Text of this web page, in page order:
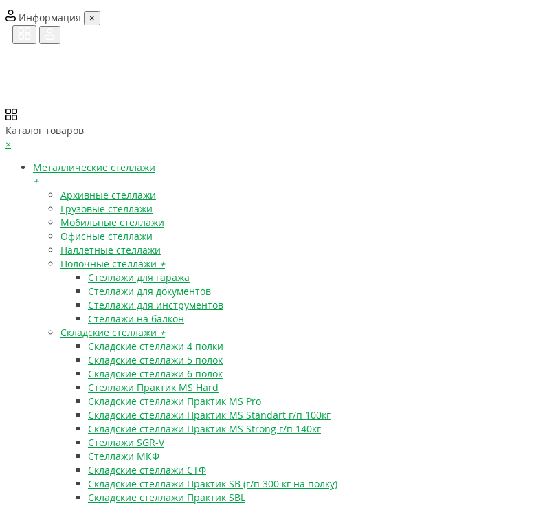
Информация
×
Каталог товаров
×
Металлические стеллажи
+
Архивные стеллажи
Грузовые стеллажи
Мобильные стеллажи
Офисные стеллажи
Паллетные стеллажи
Полочные стеллажи +
Стеллажи для гаража
Стеллажи для документов
Стеллажи для инструментов
Стеллажи на балкон
Складские стеллажи +
Складские стеллажи 4 полки
Складские стеллажи 5 полок
Складские стеллажи 6 полок
Стеллажи Практик MS Hard
Складские стеллажи Практик MS Pro
Складские стеллажи Практик MS Standart г/п 100кг
Складские стеллажи Практик MS Strong г/п 140кг
Стеллажи SGR-V
Стеллажи МКФ
Складские стеллажи СТФ
Складские стеллажи Практик SB (г/п 300 кг на полку)
Складские стеллажи Практик SBL